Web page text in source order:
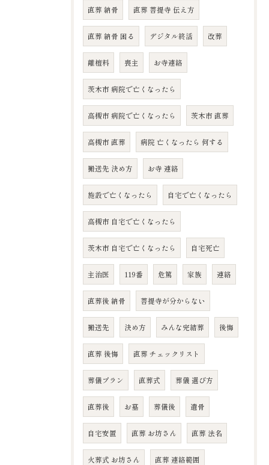
直葬 納骨 直葬 菩提寺 伝え方
直葬 納骨 困る デジタル終活 改葬
離檀料 喪主 お寺連絡
茨木市 病院で亡くなったら
高槻市 病院で亡くなったら 茨木市 直葬
高槻市 直葬 病院 亡くなったら 何する
搬送先 決め方 お寺 連絡
施設で亡くなったら 自宅で亡くなったら
高槻市 自宅で亡くなったら
茨木市 自宅で亡くなったら 自宅死亡
主治医 119番 危篤 家族 連絡
直葬後 納骨 菩提寺が分からない
搬送先 決め方 みんな完結葬 後悔
直葬 後悔 直葬 チェックリスト
葬儀プラン 直葬式 葬儀 選び方
直葬後 お墓 葬儀後 遺骨
自宅安置 直葬 お坊さん 直葬 法名
火葬式 お坊さん 直葬 連絡範囲